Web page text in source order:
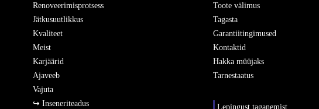
Renoveerimisprotsess
Jätkusuutlikkus
Kvaliteet
Meist
Karjäärid
Ajaveeb
Vajuta
↪ Inseneriteadus
Toote välimus
Tagasta
Garantiitingimused
Kontaktid
Hakka müüjaks
Tarnestaatus
Lepingust taganemist